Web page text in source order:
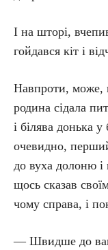
І на шторі,
гойдався кіт і
Навпроти, може,
родина сідала
і білява донька
очевидно,
до вуха долоню
щось сказав
чому справа, і
— Швидше до